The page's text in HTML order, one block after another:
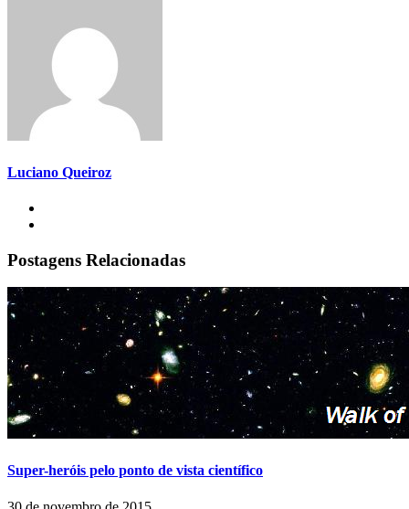
Luciano Queiroz
Postagens Relacionadas
Super-heróis pelo ponto de vista científico